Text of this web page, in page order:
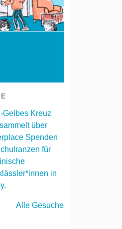
Gelbes Kreuz
über
Spenden
für
in
Alle Gesuche